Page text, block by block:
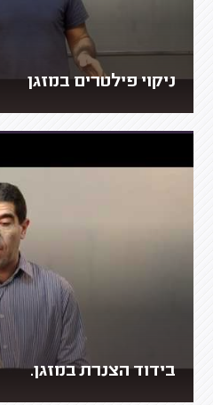
ניקוי פילטרים במזגן
בידוד הצנרת במזגן.